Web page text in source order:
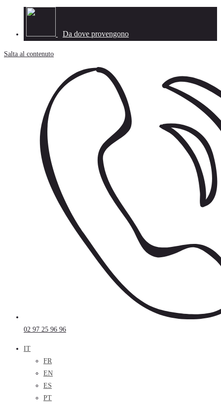
Pannello di gestione dei cookies
Da dove provengono
Salta al contenuto
02 97 25 96 96
IT
FR
EN
ES
PT